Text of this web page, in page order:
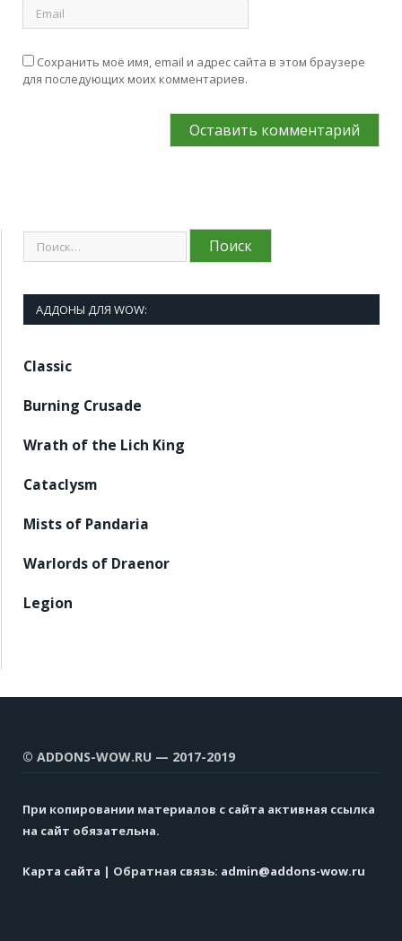
Сохранить моё имя, email и адрес сайта в этом браузере
для последующих моих комментариев.
АДДОНЫ ДЛЯ WOW:
Classic
Burning Crusade
Wrath of the Lich King
Cataclysm
Mists of Pandaria
Warlords of Draenor
Legion
© ADDONS-WOW.RU — 2017-2019
При копировании материалов с сайта активная ссылка
на сайт обязательна.
Карта сайта | Обратная связь: admin@addons-wow.ru